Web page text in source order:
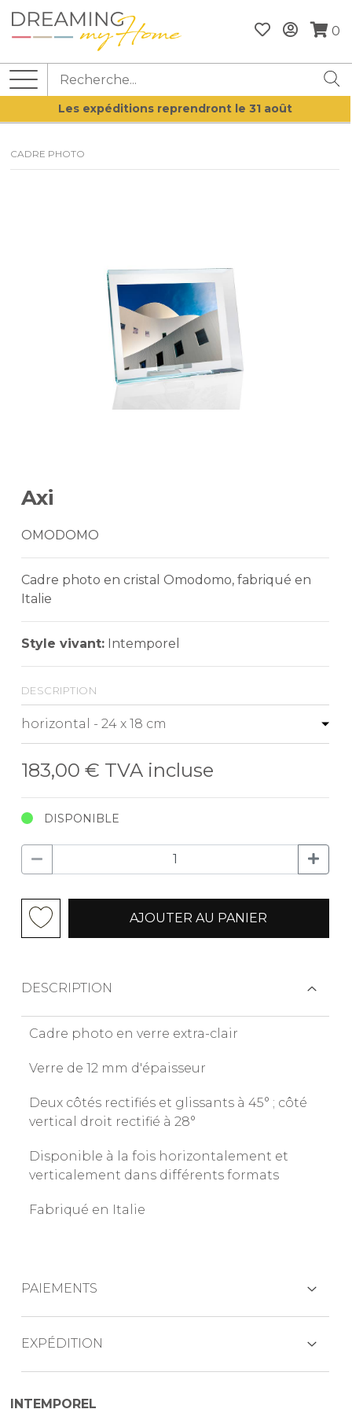
0
Les expéditions reprendront le 31 août
CADRE PHOTO
Axi
OMODOMO
Cadre photo en cristal Omodomo, fabriqué en
Italie
Style vivant: Intemporel
description
183,00 € TVA incluse
DISPONIBLE
AJOUTER AU PANIER
DESCRIPTION
Cadre photo en verre extra-clair
Verre de 12 mm d'épaisseur
Deux côtés rectifiés et glissants à 45° ; côté
vertical droit rectifié à 28°
Disponible à la fois horizontalement et
verticalement dans différents formats
Fabriqué en Italie
PAIEMENTS
EXPÉDITION
INTEMPOREL